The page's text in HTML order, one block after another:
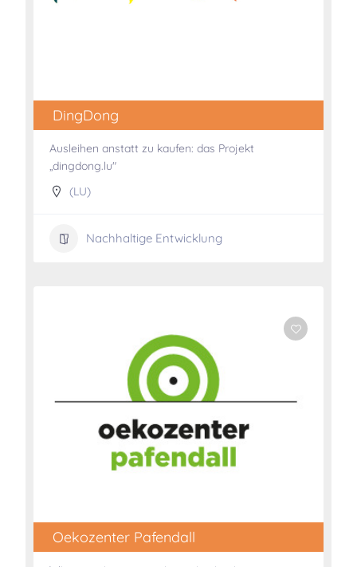
DingDong
Ausleihen anstatt zu kaufen: das Projekt
„dingdong.lu"
(LU)
Nachhaltige Entwicklung
Oekozenter Pafendall